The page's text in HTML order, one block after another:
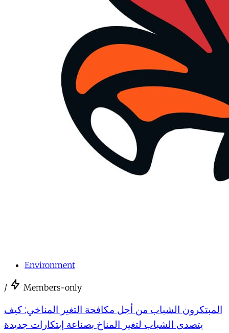
Environment
/ Members-only
المبتكرون الشباب من أجل مكافحة التغير المناخي: كيف
يتصدى الشباب لتغير المناخ بصناعة إبتكارات جديدة